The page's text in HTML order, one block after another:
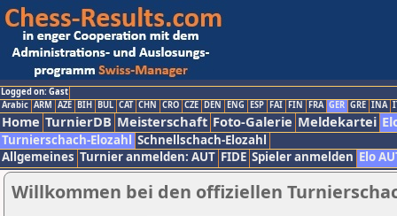
Logged on: Gast
Arabic ARM AZE BIH BUL CAT CHN CRO CZE DEN ENG ESP FAI FIN FRA GER GRE INA
Home TurnierDB Meisterschaft Foto-Galerie Meldekartei
Turnierschach-Elozahl Schnellschach-Elozahl
Allgemeines Turnier anmelden: AUT FIDE Spieler anmelden Elo
Willkommen bei den offiziellen